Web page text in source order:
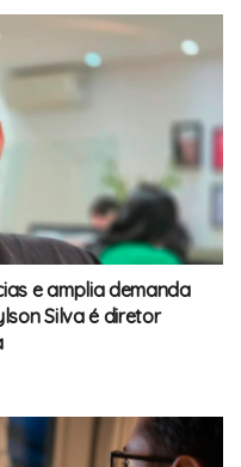
e amplia demanda
Silva é diretor